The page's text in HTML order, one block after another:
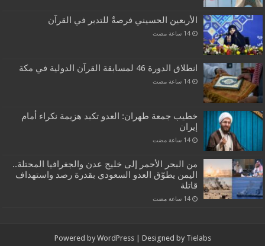
الأربعين الحسيني فرصةٌ للتدبر في القرآن
‏14 ساعة مضت
انطلاق الدورة 46 لمسابقة القرآن الدولية في مكة
‏14 ساعة مضت
خطيب جمعة طهران: العدو تكبد هزيمة نكراء أمام
إيران
‏14 ساعة مضت
من البحر الأحمر إلى خليج عدن والجغرافيا المحتلة..
اليمن يطوّق العدو السعودي بقدرة رصد واستهداف
قاتلة
‏14 ساعة مضت
Powered by WordPress| Designed by Tielabs